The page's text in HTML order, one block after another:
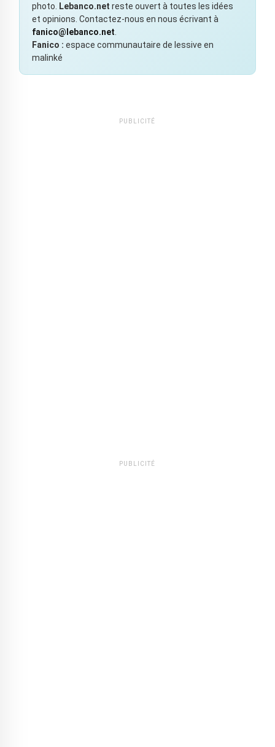
photo.
Lebanco.net reste ouvert à toutes les idées
et opinions. Contactez-nous en nous écrivant à
fanico@lebanco.net
Fanico : espace communautaire de lessive en
malinké
PUBLICITÉ
PUBLICITÉ